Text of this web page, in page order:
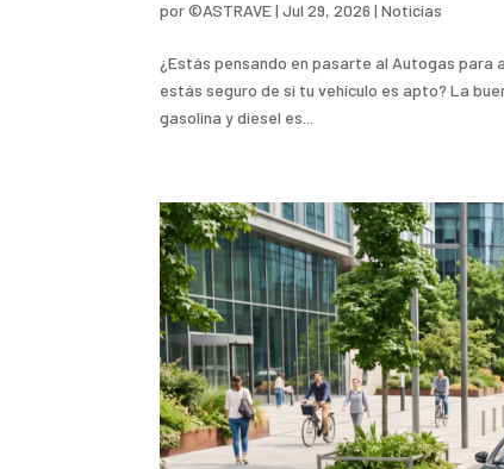
por©ASTRAVE|Jul 29, 2026 |Noticias
¿Estás pensando en pasarte al Autogas para
estás seguro de si tu vehículo es apto? La
gasolina y diesel es...